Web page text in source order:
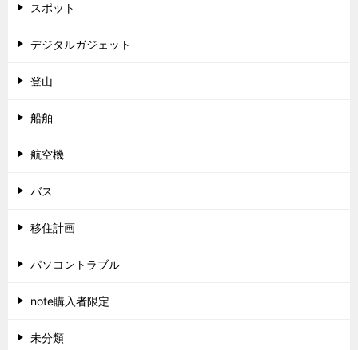
スポット
デジタルガジェット
登山
船舶
航空機
バス
移住計画
パソコントラブル
note購入者限定
未分類